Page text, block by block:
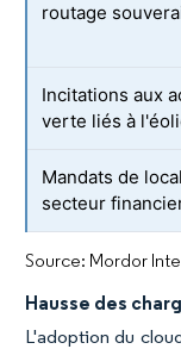
routage
Incitations aux
verte liés à
Mandats de
secteur
Source: Mordor
Hausse des
L'adoption du